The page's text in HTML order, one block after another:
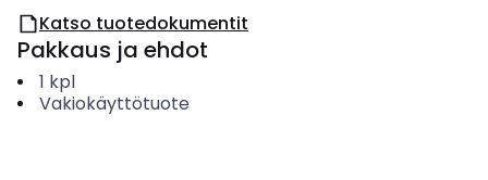
Katso tuotedokumentit
Pakkaus ja ehdot
1 kpl
Vakiokäyttötuote